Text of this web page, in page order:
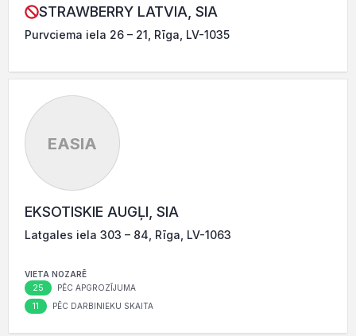
STRAWBERRY LATVIA, SIA
Purvciema iela 26 – 21, Rīga, LV-1035
EASIA
EKSOTISKIE AUGĻI, SIA
Latgales iela 303 – 84, Rīga, LV-1063
VIETA NOZARĒ
25 PĒC APGROZĪJUMA
11 PĒC DARBINIEKU SKAITA